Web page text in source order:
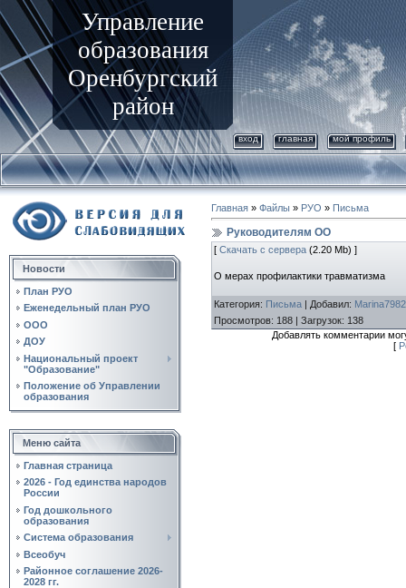
Управление
образования
Оренбургский
район
вход главная мой профиль
Новости
План РУО
Еженедельный план РУО
ООО
ДОУ
Национальный проект
"Образование"
Положение об Управлении
образования
Меню сайта
Главная страница
2026 - Год единства народов
России
Год дошкольного
образования
Система образования
Всеобуч
Районное соглашение 2026-
2028 гг.
Главная » Файлы » РУО » Письма
Руководителям ОО
[ Скачать с сервера (2.20 Mb) ]
О мерах профилактики травматизма
Категория: Письма | Добавил: Marina7982
Просмотров: 188 | Загрузок: 138
Добавлять комментарии
[